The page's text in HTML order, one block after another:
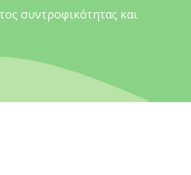
συντροφικότητας και